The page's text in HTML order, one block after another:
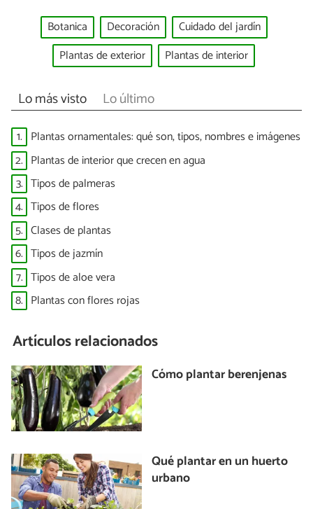
Botanica Decoración
Cuidado del jardín
Plantas de exterior
Plantas de interior
Lo más visto Lo último
1. Plantas ornamentales: qué son, tipos, nombres e imágenes
2. Plantas de interior que crecen en agua
3. Tipos de palmeras
4. Tipos de flores
5. Clases de plantas
6. Tipos de jazmín
7. Tipos de aloe vera
8. Plantas con flores rojas
Artículos relacionados
Cómo plantar berenjenas
Qué plantar en un huerto
urbano